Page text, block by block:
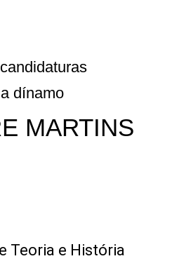
candidaturas
dínamo
MARTINS
Teoria e História